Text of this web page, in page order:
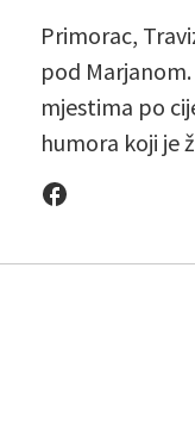
Primorac,
pod
mjestima po
humora koji je